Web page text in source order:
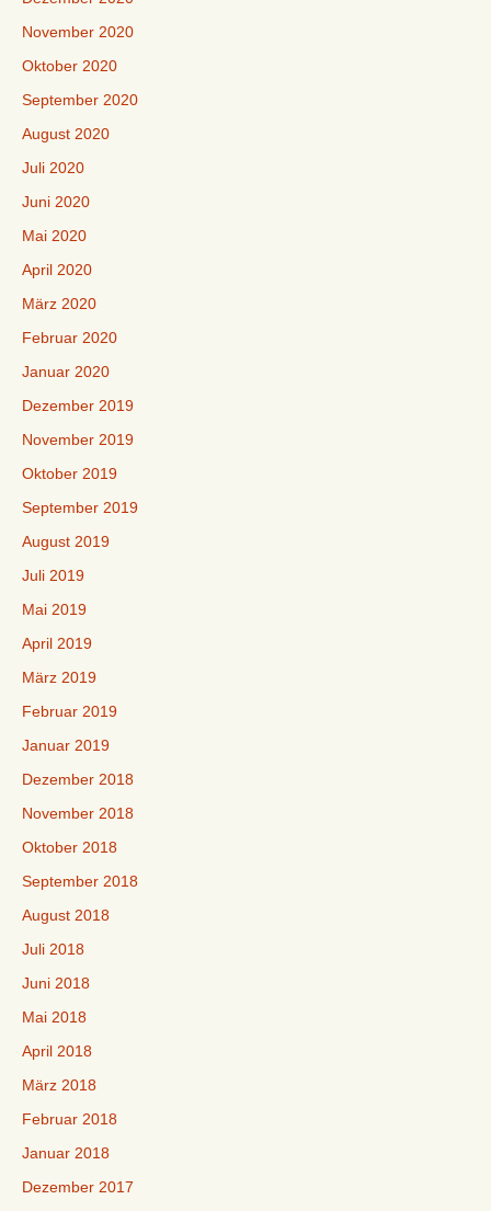
November 2020
Oktober 2020
September 2020
August 2020
Juli 2020
Juni 2020
Mai 2020
April 2020
März 2020
Februar 2020
Januar 2020
Dezember 2019
November 2019
Oktober 2019
September 2019
August 2019
Juli 2019
Mai 2019
April 2019
März 2019
Februar 2019
Januar 2019
Dezember 2018
November 2018
Oktober 2018
September 2018
August 2018
Juli 2018
Juni 2018
Mai 2018
April 2018
März 2018
Februar 2018
Januar 2018
Dezember 2017